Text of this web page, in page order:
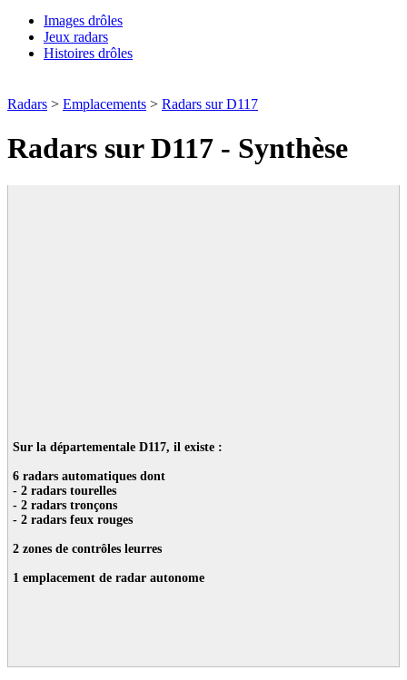
Images drôles
Jeux radars
Histoires drôles
Radars > Emplacements > Radars sur D117
Radars sur D117 - Synthèse
Sur la départementale D117, il existe :
6 radars automatiques dont
- 2 radars tourelles
- 2 radars tronçons
- 2 radars feux rouges
2 zones de contrôles leurres
1 emplacement de radar autonome